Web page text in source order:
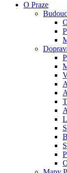
O Praze